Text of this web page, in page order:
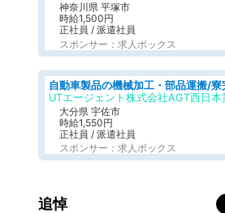
神奈川県 平塚市
時給1,500円
正社員 / 派遣社員
スポンサー：求人ボックス
大分県 宇佐市
時給1,550円
正社員 / 派遣社員
スポンサー：求人ボックス
追悼